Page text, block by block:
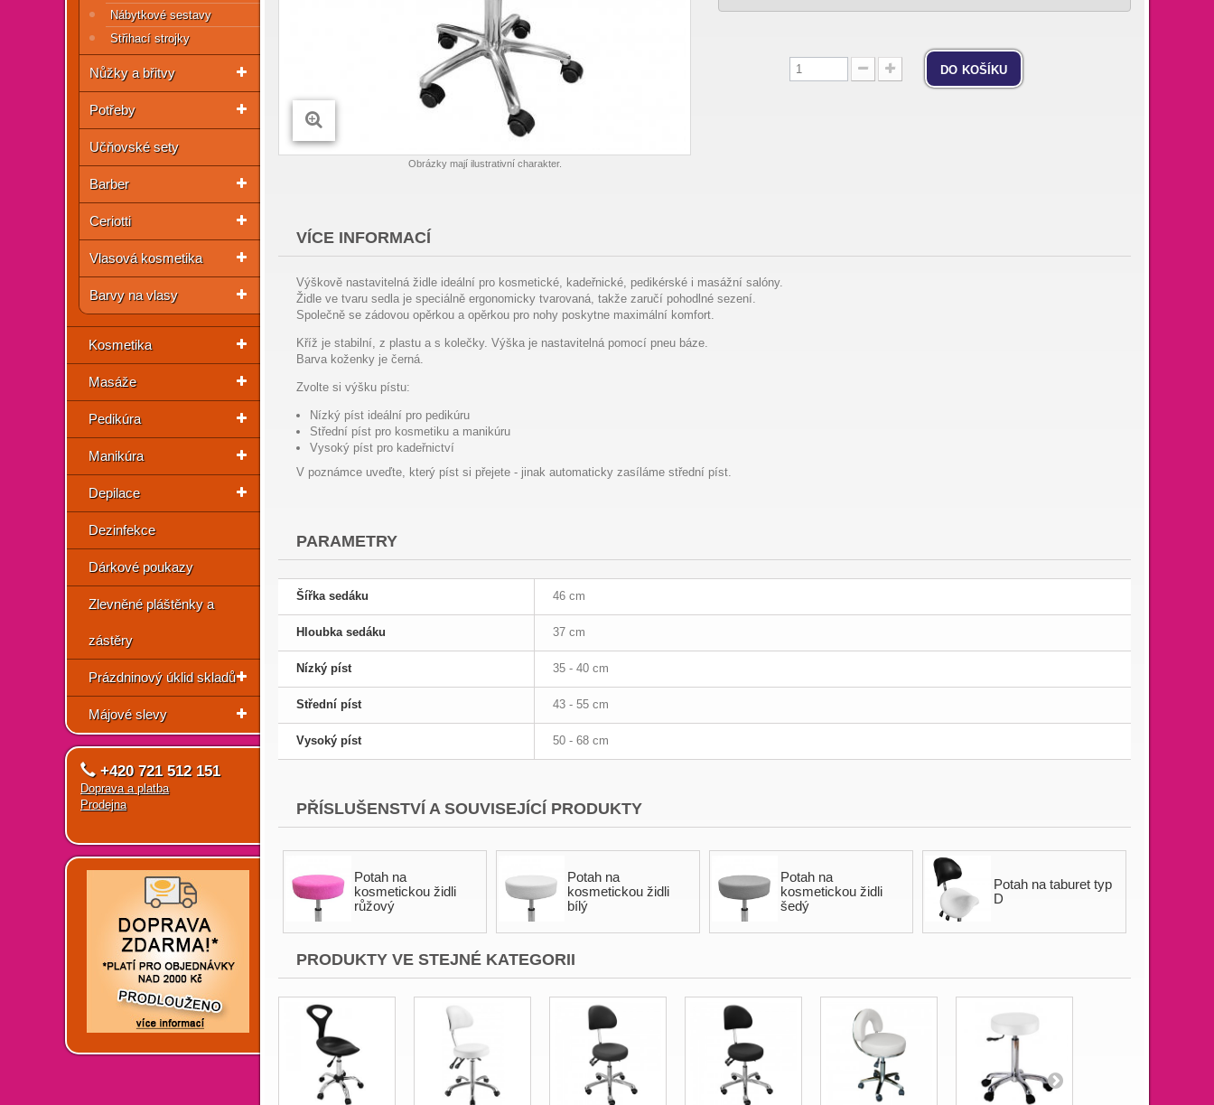
Nábytkové sestavy
Střihací strojky
Nůžky a břitvy
Potřeby
Učňovské sety
Barber
Ceriotti
Vlasová kosmetika
Barvy na vlasy
Kosmetika
Masáže
Pedikúra
Manikúra
Depilace
Dezinfekce
Dárkové poukazy
Zlevněné pláštěnky a
zástěry
Prázdninový úklid skladů
Májové slevy
+420 721 512 151
Doprava a platba
Prodejna
Obrázky mají ilustrativní charakter.
do košíku
VÍCE INFORMACÍ
Výškově nastavitelná židle ideální pro kosmetické, kadeřnické, pedikérské i masážní salóny.
Židle ve tvaru sedla je speciálně ergonomicky tvarovaná, takže zaručí pohodlné sezení.
Společně se zádovou opěrkou a opěrkou pro nohy poskytne maximální komfort.
Kříž je stabilní, z plastu a s kolečky. Výška je nastavitelná pomocí pneu báze.
Barva koženky je černá.
Zvolte si výšku pístu:
Nízký píst ideální pro pedikúru
Střední píst pro kosmetiku a manikúru
Vysoký píst pro kadeřnictví
V poznámce uveďte, který píst si přejete - jinak automaticky zasíláme střední píst.
PARAMETRY
Šířka sedáku 46 cm
Hloubka sedáku 37 cm
Nízký píst 35 - 40 cm
Střední píst 43 - 55 cm
Vysoký píst 50 - 68 cm
PŘÍSLUŠENSTVÍ A SOUVISEJÍCÍ PRODUKTY
Potah na
kosmetickou židli
růžový
Potah na
kosmetickou židli
bílý
Potah na
kosmetickou židli
šedý
Potah na taburet typ
D
PRODUKTY VE STEJNÉ KATEGORII